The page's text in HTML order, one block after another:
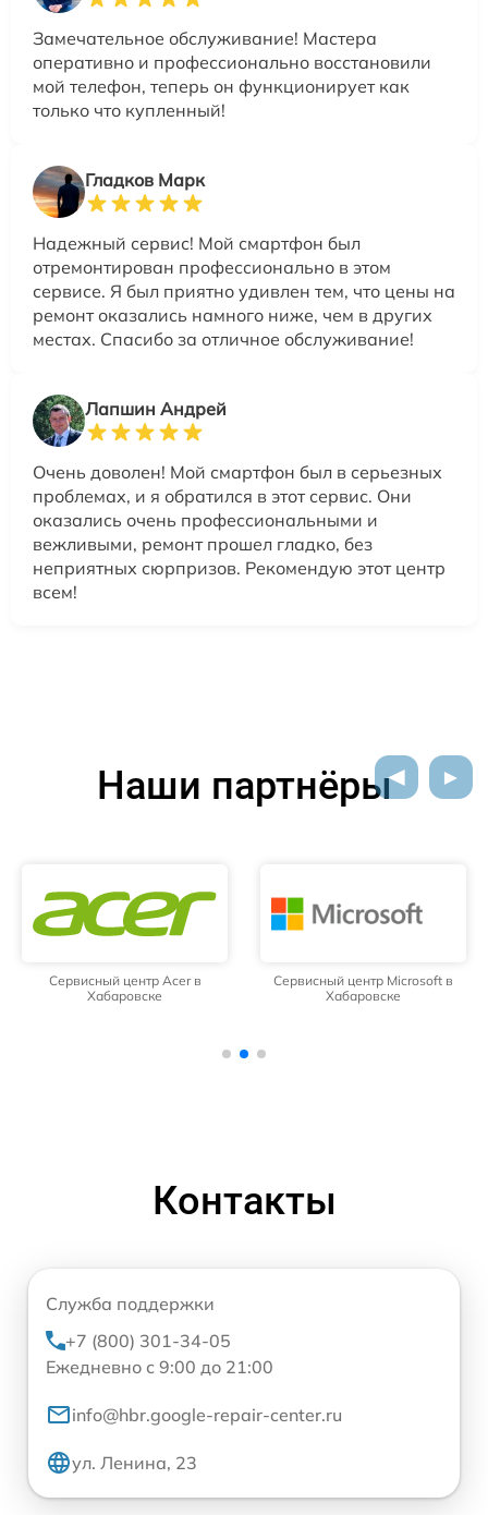
Замечательное обслуживание! Мастера
оперативно и профессионально восстановили
мой телефон, теперь он функционирует как
только что купленный!
Гладков Марк
Надежный сервис! Мой смартфон был
отремонтирован профессионально в этом
сервисе. Я был приятно удивлен тем, что цены на
ремонт оказались намного ниже, чем в других
местах. Спасибо за отличное обслуживание!
Лапшин Андрей
Очень доволен! Мой смартфон был в серьезных
проблемах, и я обратился в этот сервис. Они
оказались очень профессиональными и
вежливыми, ремонт прошел гладко, без
неприятных сюрпризов. Рекомендую этот центр
всем!
Наши партнёры
Сервисный центр Acer в
Хабаровске
Сервисный центр Microsoft в
Хабаровске
Контакты
Служба поддержки
+7 (800) 301-34-05
Ежедневно с 9:00 до 21:00
info@hbr.google-repair-center.ru
ул. Ленина, 23